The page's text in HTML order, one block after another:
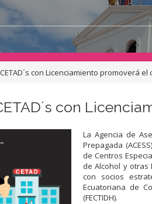
con Licenciamiento promoverá
con
La Agencia de
Prepagada
de Centros
de Alcohol y otras
con socios
Ecuatoriana de
(FECTIDH).